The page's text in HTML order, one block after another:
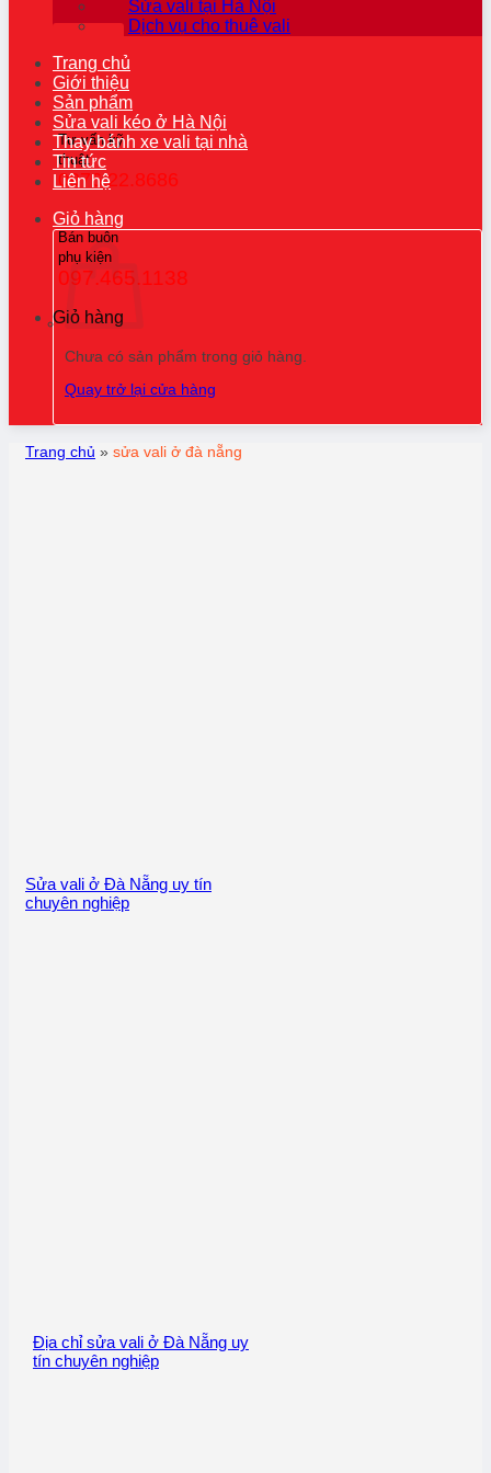
Tư vấn kỹ
thuật
0976.22.8686
Bán buôn
phụ kiện
097.465.1138
Giỏ hàng
Sửa vali tại Hà Nội
Dịch vụ cho thuê vali
Trang chủ
Giới thiệu
Sản phẩm
Sửa vali kéo ở Hà Nội
Thay bánh xe vali tại nhà
Tin tức
Liên hệ
Giỏ hàng
Chưa có sản phẩm trong giỏ hàng.
Quay trở lại cửa hàng
Trang chủ » sửa vali ở đà nẵng
Sửa vali ở Đà Nẵng uy tín
chuyên nghiệp
Địa chỉ sửa vali ở Đà Nẵng uy
tín chuyên nghiệp